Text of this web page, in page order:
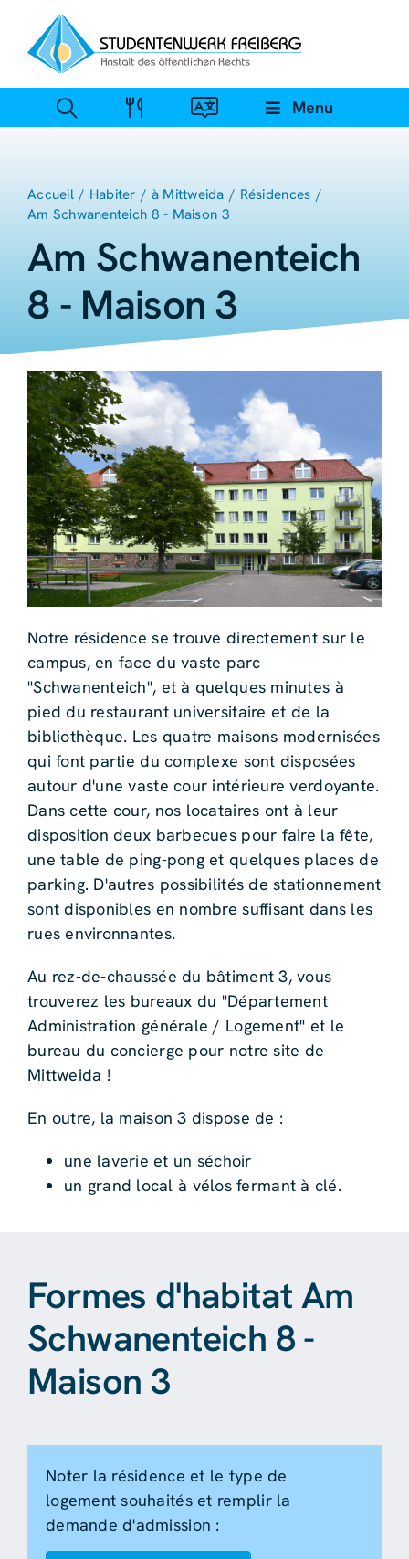
content
Menu
Accueil Habiter à Mittweida
Résidences
Am Schwanenteich 8 - Maison 3
Am Schwanenteich
8 - Maison 3
Notre résidence se trouve directement sur le
campus, en face du vaste parc
"Schwanenteich", et à quelques minutes à
pied du restaurant universitaire et de la
bibliothèque. Les quatre maisons modernisées
qui font partie du complexe sont disposées
autour d'une vaste cour intérieure verdoyante.
Dans cette cour, nos locataires ont à leur
disposition deux barbecues pour faire la fête,
une table de ping-pong et quelques places de
parking. D'autres possibilités de stationnement
sont disponibles en nombre suffisant dans les
rues environnantes.
Au rez-de-chaussée du bâtiment 3, vous
trouverez les bureaux du "Département
Administration générale / Logement" et le
bureau du concierge pour notre site de
Mittweida !
En outre, la maison 3 dispose de :
une laverie et un séchoir
un grand local à vélos fermant à clé.
Formes d'habitat Am
Schwanenteich 8 -
Maison 3
Noter la résidence et le type de
logement souhaités et remplir la
demande d'admission :